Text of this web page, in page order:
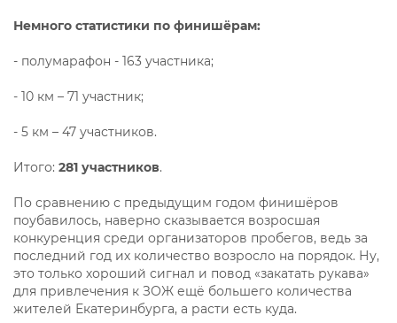
Немного статистики по финишёрам:
- полумарафон - 163 участника;
- 10 км – 71 участник;
- 5 км – 47 участников.
Итого: 281 участников.
По сравнению с предыдущим годом финишёров
поубавилось, наверно сказывается возросшая
конкуренция среди организаторов пробегов, ведь за
последний год их количество возросло на порядок. Ну,
это только хороший сигнал и повод «закатать рукава»
для привлечения к ЗОЖ ещё большего количества
жителей Екатеринбурга, а расти есть куда.